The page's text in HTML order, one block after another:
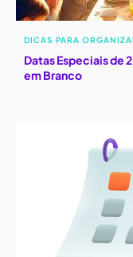
DICAS PARA
Datas Especiais de
em Branco